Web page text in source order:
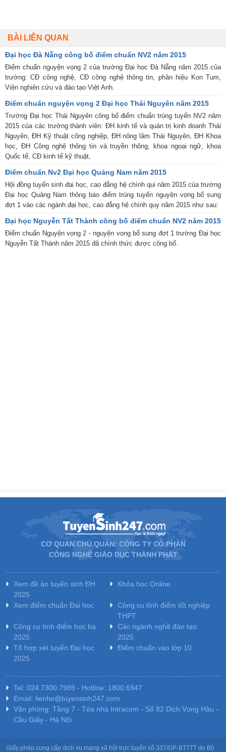
BÀI LIÊN QUAN
Đại học Đà Nẵng công bố điểm chuẩn NV2 năm 2015
Điểm chuẩn nguyện vọng 2 của trường Đại học Đà Nẵng năm 2015 của
trường: CĐ công nghệ, CĐ công nghệ thông tin, phân hiệu Kon Tum,
Viện nghiên cứu và đào tạo Việt Anh.
Điểm chuẩn nguyện vọng 2 Đại học Thái Nguyên năm 2015
Trường Đại học Thái Nguyên công bố điểm chuẩn trúng tuyển NV2 năm
2015 của các trường thành viên: ĐH kinh tế và quản trị kinh doanh Thái
Nguyên, ĐH Kỹ thuật công nghiệp, ĐH nông lâm Thái Nguyên, ĐH Khoa
học, ĐH Công nghệ thông tin và truyền thông, khoa ngoại ngữ, khoa
Quốc tế, CĐ kinh tế kỹ thuật,
Điểm chuẩn Nv2 Đại học Quảng Nam năm 2015
Hội đồng tuyển sinh đại học, cao đẳng hệ chính qui năm 2015 của trường
Đại học Quảng Nam thông báo điểm trúng tuyển nguyện vọng bổ sung
đợt 1 vào các ngành đại học, cao đẳng hệ chính quy năm 2015 như sau:
Đại học Nguyễn Tất Thành công bố điểm chuẩn NV2 năm 2015
Điểm chuẩn Nguyện vọng 2 - nguyện vọng bổ sung đợt 1 trường Đại học
Nguyễn Tất Thành năm 2015 đã chính thức được công bố.
CƠ QUAN CHỦ QUẢN: CÔNG TY CỔ PHẦN
CÔNG NGHỆ GIÁO DỤC THÀNH PHÁT
Xem đề án tuyển sinh ĐH
2025
Khóa học Online
Xem điểm chuẩn Đại học
Công cụ tính điểm tốt nghiệp
THPT
Công cụ tính điểm học bạ
2025
Các ngành nghề đào tạo
2025
Tổ hợp xét tuyển Đại học
2025
Điểm chuẩn vào lớp 10
Tel: 024.7300.7989 - Hotline: 1800.6947
Email: lienhe@tuyensinh247.com
Văn phòng: Tầng 7 - Tòa nhà Intracom - Số 82 Dịch Vọng Hậu -
Cầu Giấy - Hà Nội
Giấy phép cung cấp dịch vụ mạng xã hội trực tuyến số 337/GP-BTTTT do Bộ